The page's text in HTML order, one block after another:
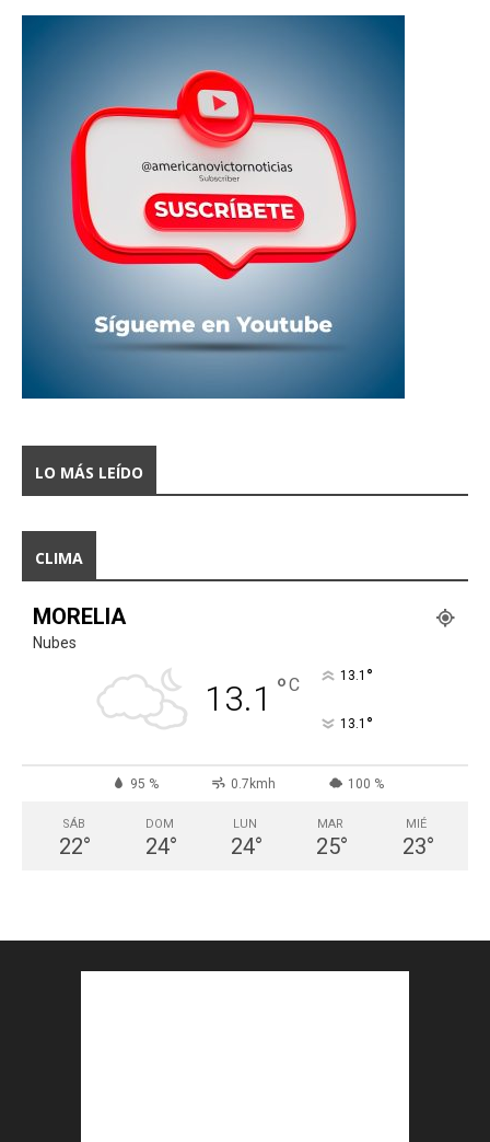
LO MÁS LEÍDO
CLIMA
MORELIA
Nubes
13.1 °C 13.1 °
13.1 °
95 % 0.7kmh 100 %
SÁB
22°
DOM
24°
LUN
24°
MAR
25°
MIÉ
23°